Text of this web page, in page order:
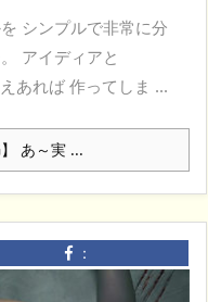
シンプルで非常に分
アイディアと
あれば 作ってしま ...
あ～実 ...
：